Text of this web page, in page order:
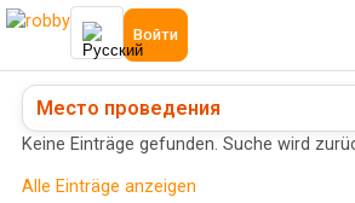
Войти
Место проведения
Keine Einträge gefunden. Suche wird
Alle Einträge anzeigen